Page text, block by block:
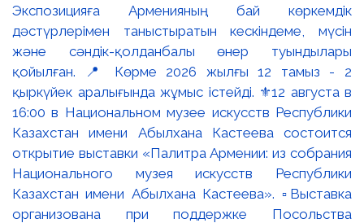
Экспозицияға Арменияның бай көркемдік
дәстүрлерімен таныстыратын кескіндеме, мүсін
және сәндік-қолданбалы өнер туындылары
қойылған. 📍 Көрме 2026 жылғы 12 тамыз - 2
қыркүйек аралығында жұмыс істейді. ⚜️12 августа в
16:00 в Национальном музее искусств Республики
Казахстан имени Абылхана Кастеева состоится
открытие выставки «Палитра Армении: из собрания
Национального музея искусств Республики
Казахстан имени Абылхана Кастеева». ▫️Выставка
организована при поддержке Посольства